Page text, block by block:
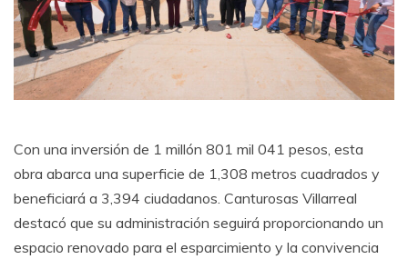
Con una inversión de 1 millón 801 mil 041 pesos, esta
obra abarca una superficie de 1,308 metros cuadrados y
beneficiará a 3,394 ciudadanos. Canturosas Villarreal
destacó que su administración seguirá proporcionando un
espacio renovado para el esparcimiento y la convivencia